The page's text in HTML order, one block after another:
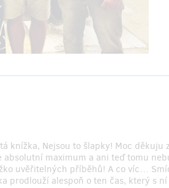
knížka, Nejsou to šlapky! Moc děkuju
maximum a ani teď tomu
uvěřitelných příběhů! A co víc…
prodlouží alespoň o ten čas, který s